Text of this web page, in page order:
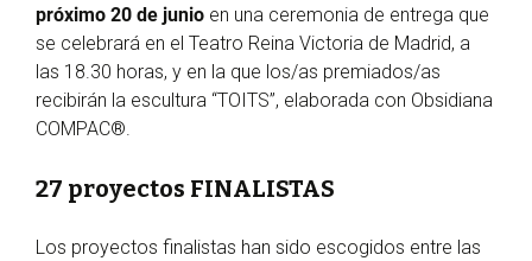
próximo 20 de junio en una ceremonia de entrega que
se celebrará en el Teatro Reina Victoria de Madrid, a
las 18.30 horas, y en la que los/as premiados/as
recibirán la escultura “TOITS”, elaborada con Obsidiana
COMPAC®.
27 proyectos FINALISTAS
Los proyectos finalistas han sido escogidos entre las